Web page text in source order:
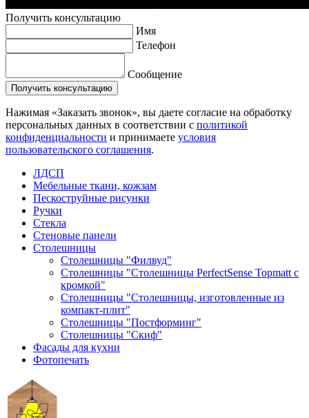
Получить консультацию
Имя
Телефон
Сообщение
Нажимая «Заказать звонок», вы даете согласие на обработку
персональных данных в соответствии с политикой
конфиденциальности и принимаете условия
пользовательского соглашения.
ЛДСП
Мебельные ткани, кожзам
Пескоструйные рисунки
Ручки
Стекла
Стеновые панели
Столешницы
Столешницы "Филвуд"
Столешницы "Столешницы PerfectSense Topmatt с
кромкой"
Столешницы "Столешницы, изготовленные из
компакт-плит"
Столешницы "Постформинг"
Столешницы "Скиф"
Фасады для кухни
Фотопечать